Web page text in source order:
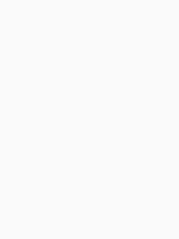
Günümüzde
durak ekranı, araç içi
medikal ekran,
panel PC,